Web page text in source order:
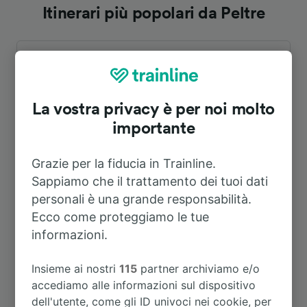
Itinerari più popolari da Peltre
A Metz 6m
A Lussemburgo 44m
A Nantes
A St-Avold 32m
A Thionville 44m
La vostra privacy è per noi molto
importante
Grazie per la fiducia in Trainline.
Sappiamo che il trattamento dei tuoi dati
personali è una grande responsabilità.
Ecco come proteggiamo le tue
informazioni.
Insieme ai nostri115 partner archiviamo e/o
accediamo alle informazioni sul dispositivo
dell'utente, come gli ID univoci nei cookie, per